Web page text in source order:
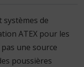
de
ATEX pour les
une source
poussières